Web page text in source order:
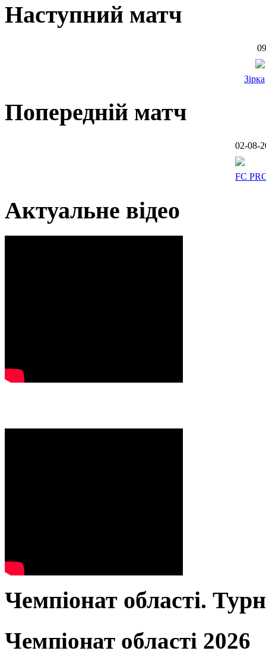
Наступний матч
Зірка
Попередній матч
02-08-
FC
Актуальне відео
Чемпіонат області.
Чемпіонат області 2026